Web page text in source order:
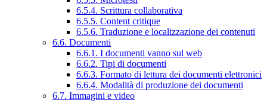
6.5.4. Scrittura collaborativa
6.5.5. Content critique
6.5.6. Traduzione e localizzazione dei contenuti
6.6. Documenti
6.6.1. I documenti vanno sul web
6.6.2. Tipi di documenti
6.6.3. Formato di lettura dei documenti elettronici
6.6.4. Modalità di produzione dei documenti
6.7. Immagini e video